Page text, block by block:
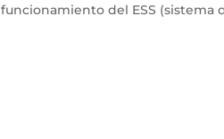
funcionamiento del ESS (sistema